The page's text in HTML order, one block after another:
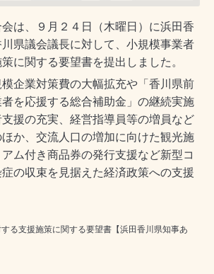
は、９月２４日（木曜日）に浜田香
県議会議長に対して、小規模事業者
に関する要望書を提出しました。
企業対策費の大幅拡充や「香川県前
を応援する総合補助金」の継続実施
援の充実、経営指導員等の増員など
か、交流人口の増加に向けた観光施
ム付き商品券の発行支援など新型コ
の収束を見据えた経済政策への支援
る支援施策に関する要望書【浜田香川県知事あ